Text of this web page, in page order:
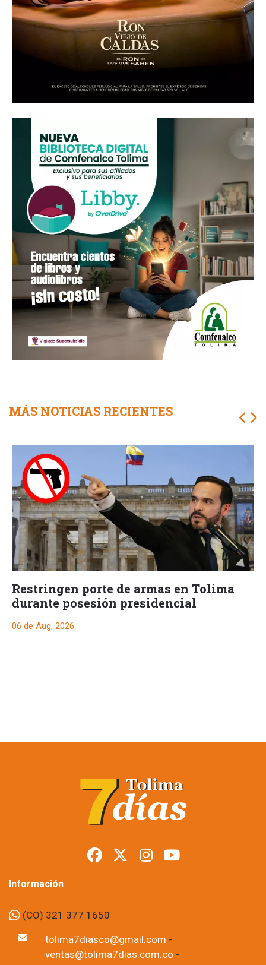
MÁS NOTICIAS RECIENTES
Restringen porte de armas en Tolima
durante posesión presidencial
06 de Aug, 2026
Información
(CO) 321 377 1650
tolima7diasco@gmail.com -
ventas@tolima7dias.com.co -